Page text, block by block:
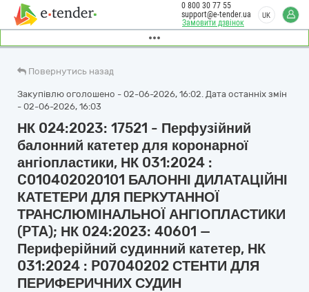
Замовити дзвінок
0 800 30 77 55
support@e-tender.ua
UK
Повернутись назад
Закупівлю оголошено - 02-06-2026, 16:02. Дата останніх змін
- 02-06-2026, 16:03
НК 024:2023: 17521 - Перфузійний
балонний катетер для коронарної
ангіопластики, НК 031:2024 :
C010402020101 БАЛОННІ ДИЛАТАЦІЙНІ
КАТЕТЕРИ ДЛЯ ПЕРКУТАННОЇ
ТРАНСЛЮМІНАЛЬНОЇ АНГІОПЛАСТИКИ
(PTA); НК 024:2023: 40601 —
Периферійний судинний катетер, НК
031:2024 : P07040202 СТЕНТИ ДЛЯ
ПЕРИФЕРИЧНИХ СУДИН